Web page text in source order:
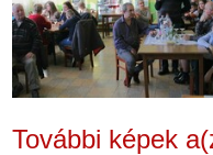
További képek